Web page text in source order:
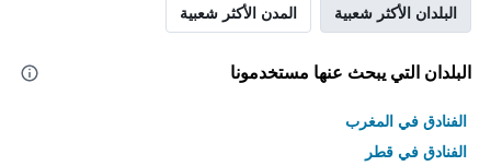
البلدان الأكثر شعبية المدن الأكثر شعبية
البلدان التي يبحث عنها مستخدمونا
الفنادق في المغرب
الفنادق في قطر